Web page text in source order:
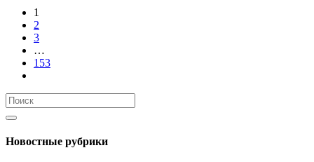
1
2
3
…
153
Новостные рубрики